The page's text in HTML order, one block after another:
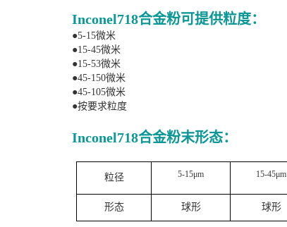
Inconel718合金粉可提供粒度：
●5-15微米
●15-45微米
●15-53微米
●45-150微米
●45-105微米
●按要求粒度
Inconel718合金粉末形态：
粒径 5-15μm 15-45μm
形态 球形 球形